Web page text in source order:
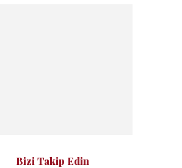
Bizi Takip Edin